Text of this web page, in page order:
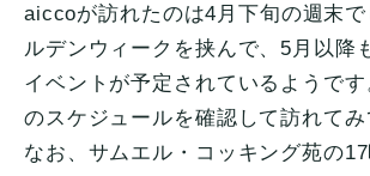
aiccoが訪れたのは4月下旬の週末
ルデンウィークを挟んで、5月以降
イベントが予定されているようで
のスケジュールを確認して訪れてみ
なお、サムエル・コッキング苑の